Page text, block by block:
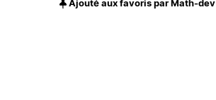
Ajouté aux favoris par Math-dev